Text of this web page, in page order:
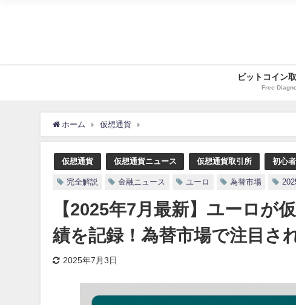
ビットコイン
Free
ホーム 仮想通貨
仮想通貨 仮想通貨ニュース 仮想通貨取引所 初心者
完全解説 金融ニュース ユーロ 為替市場
【2025年7月最新】ユーロが
績を記録！為替市場で注目さ
2025年7月3日